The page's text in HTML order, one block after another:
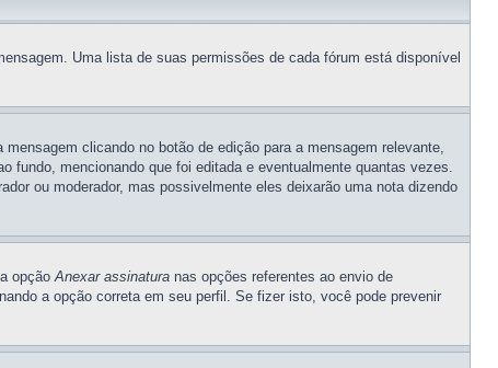
Uma lista de suas permissões de cada fórum está disponível
clicando no botão de edição para a mensagem relevante,
fundo, mencionando que foi editada e eventualmente quantas vezes.
ou moderador, mas possivelmente eles deixarão uma nota dizendo
a opçãoAnexar assinatura nas opções referentes ao envio de
a opção correta em seu perfil. Se fizer isto, você pode prevenir